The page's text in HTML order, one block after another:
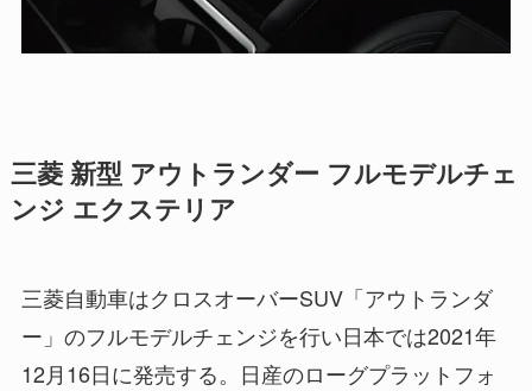
三菱 新型 アウトランダー フルモデルチェ
ンジ エクステリア
三菱自動車はクロスオーバーSUV「アウトランダ
ー」のフルモデルチェンジを行い日本では2021年
12月16日に発売する。日産のローグプラットフォ